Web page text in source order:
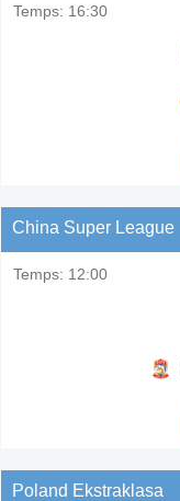
Temps: 16:30
China Super League
Temps: 12:00
Poland Ekstraklasa